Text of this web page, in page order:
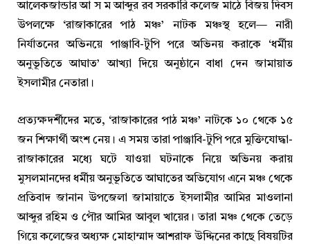
আলেকজান্ডার আ স ম আব্দুর রব সরকারি কলেজ মাঠে বিজয় দিবস
উপলক্ষে ‘রাজাকারের পাঠ মঞ্চ’ নাটক মঞ্চস্থ হলে— নারী
নির্যাতনের অভিনয়ে পাঞ্জাবি-টুপি পরে অভিনয় করাকে ‘ধর্মীয়
অনুভূতিতে আঘাত’ আখ্যা দিয়ে অনুষ্ঠানে বাধা দেন জামায়াত
ইসলামীর নেতারা।
প্রত্যক্ষদর্শীদের মতে, ‘রাজাকারের পাঠ মঞ্চ’ নাটকে ১০ থেকে ১৫
জন শিক্ষার্থী অংশ নেয়। এ সময় তারা পাঞ্জাবি-টুপি পরে মুক্তিযোদ্ধা-
রাজাকারের মধ্যে ঘটে যাওয়া ঘটনাকে নিয়ে অভিনয় করায়
মুসলমানদের ধর্মীয় অনুভূতিতে আঘাতের অভিযোগ এনে মঞ্চ থেকে
প্রতিবাদ জানান উপজেলা জামায়াতে ইসলামীর আমির মাওলানা
আব্দুর রহিম ও পৌর আমির আবুল খায়ের। তারা মঞ্চ থেকে তেড়ে
গিয়ে কলেজের অধ্যক্ষ মোহাম্মাদ আশরাফ উদ্দিনের কাছে বিষয়টির